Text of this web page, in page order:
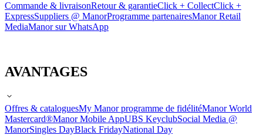
Commande & livraisonRetour & garantieClick + CollectClick +
ExpressSuppliers @ ManorProgramme partenairesManor Retail
MediaManor sur WhatsApp
AVANTAGES
Offres & cataloguesMy Manor programme de fidélitéManor World
Mastercard®Manor Mobile AppUBS KeyclubSocial Media @
ManorSingles DayBlack FridayNational Day